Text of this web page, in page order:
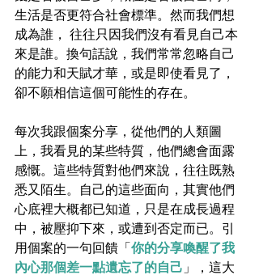
生活是否更符合社會標準。然而我們想
成為誰， 往往只因我們沒有看見自己本
來是誰。換句話說，我們常常忽略自己
的能力和天賦才華，或是即使看見了，
卻不願相信這個可能性的存在。
每次我跟個案分享，從他們的人類圖
上，我看見的某些特質，他們總會面露
感慨。這些特質對他們來說，往往既熟
悉又陌生。自己的這些面向，其實他們
心底裡大概都已知道，只是在成長過程
中，被壓抑下來，或遭到否定而已。引
用個案的一句回饋「 你的分享喚醒了我
內心那個差一點遺忘了的自己 」，這大